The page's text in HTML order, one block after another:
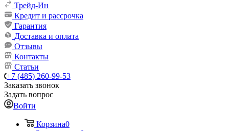
Трейд-Ин
Кредит и рассрочка
Гарантия
Доставка и оплата
Отзывы
Контакты
Статьи
+7 (485) 260-99-53
Заказать звонок
Задать вопрос
Войти
Корзина0